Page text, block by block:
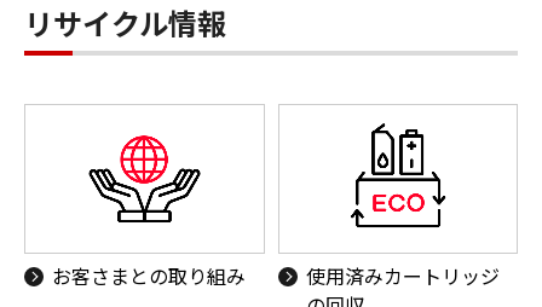
リサイクル情報
お客さまとの取り組み
使用済みカートリッジ